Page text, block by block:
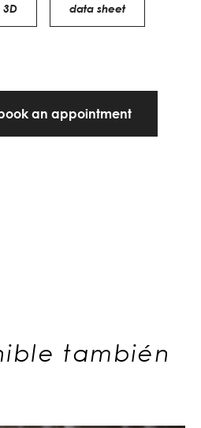
3D data sheet
an appointment
también